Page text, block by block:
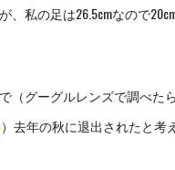
、私の足は26.5cmなので
（グーグルレンズで調べた
）去年の秋に退出されたと考